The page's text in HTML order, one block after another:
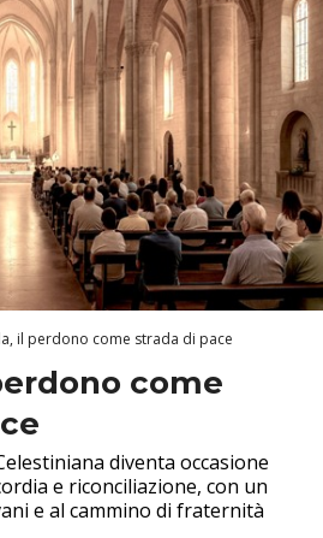
il perdono come strada di pace
come
diventa occasione
e riconciliazione, con un
e al cammino di fraternità